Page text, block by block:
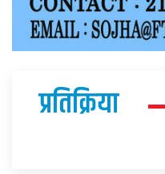
प्रतिक्रिया